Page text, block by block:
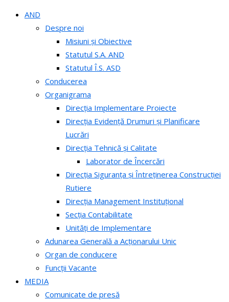
AND
Despre noi
Misiuni și Obiective
Statutul S.A. AND
Statutul Î.S. ASD
Conducerea
Organigrama
Direcția Implementare Proiecte
Direcția Evidență Drumuri și Planificare
Lucrări
Direcția Tehnică și Calitate
Laborator de Încercări
Direcția Siguranța și Întreținerea Construcției
Rutiere
Direcția Management Instituțional
Secția Contabilitate
Unități de Implementare
Adunarea Generală a Acționarului Unic
Organ de conducere
Funcții Vacante
MEDIA
Comunicate de presă